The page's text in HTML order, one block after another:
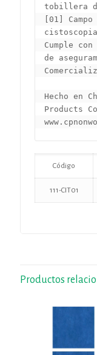
tobillera
[01]
Cumple
de
Hecho en
Products
Código
111-CIT01
Productos